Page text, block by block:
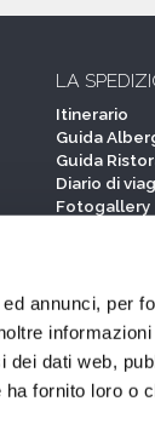
annunci, per
dati web,
fornito loro o
LA
Itinerario
Guida
Guida
Diario di
Fotogallery
STORY
Le
Le veterane